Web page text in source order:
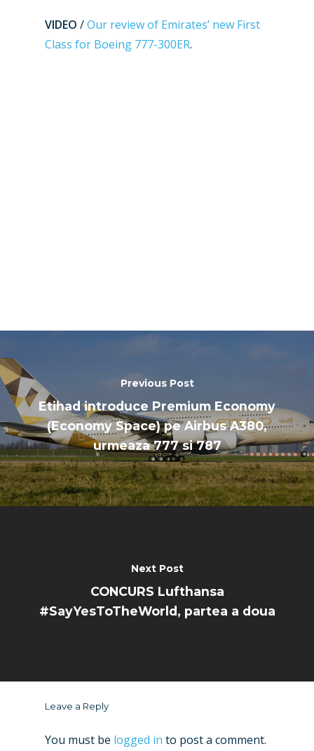
VIDEO /Our review of Emirates’ new First
Class for Boeing 777-300ER.
Previous Post
Etihad introduce Premium Economy
(Economy Space) pe Airbus A380,
urmeaza 777 si 787
Next Post
CONCURS Lufthansa
#SayYesToTheWorld, partea a doua
Leave a Reply
You must be logged in to post a comment.
Farnborough 2024
Trip Reports
Marketplace